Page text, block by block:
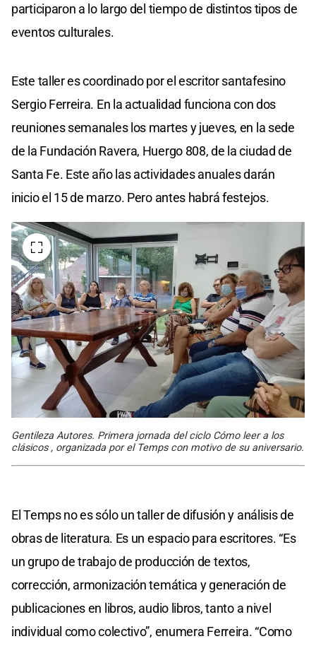
participaron a lo largo del tiempo de distintos tipos de
eventos culturales.
Este taller es coordinado por el escritor santafesino
Sergio Ferreira. En la actualidad funciona con dos
reuniones semanales los martes y jueves, en la sede
de la Fundación Ravera, Huergo 808, de la ciudad de
Santa Fe. Este año las actividades anuales darán
inicio el 15 de marzo. Pero antes habrá festejos.
Gentileza Autores. Primera jornada del ciclo Cómo leer a los
clásicos , organizada por el Temps con motivo de su aniversario.
El Temps no es sólo un taller de difusión y análisis de
obras de literatura. Es un espacio para escritores. “Es
un grupo de trabajo de producción de textos,
corrección, armonización temática y generación de
publicaciones en libros, audio libros, tanto a nivel
individual como colectivo”, enumera Ferreira. “Como